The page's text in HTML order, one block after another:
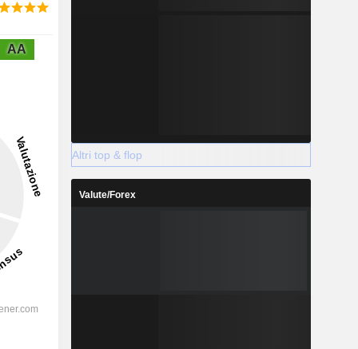
AA
Altri top & flop
Valute/Forex